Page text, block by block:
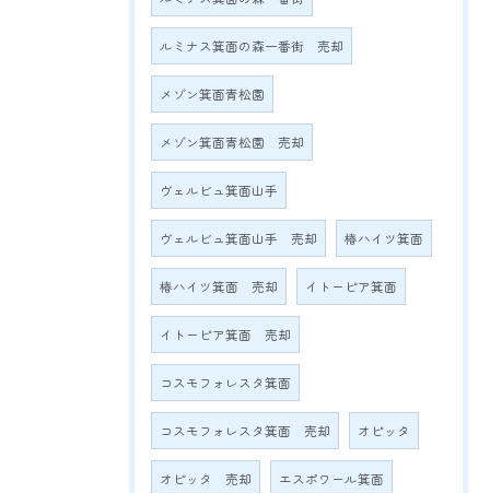
ルミナス箕面の森一番街 売却
メゾン箕面青松園
メゾン箕面青松園 売却
ヴェルビュ箕面山手
ヴェルビュ箕面山手 売却 椿ハイツ箕面
椿ハイツ箕面 売却 イトーピア箕面
イトーピア箕面 売却
コスモフォレスタ箕面
コスモフォレスタ箕面 売却 オピッタ
オピッタ 売却 エスポワール箕面